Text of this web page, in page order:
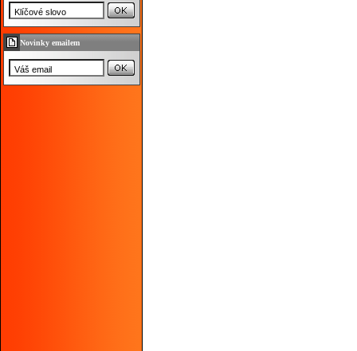
Novinky emailem